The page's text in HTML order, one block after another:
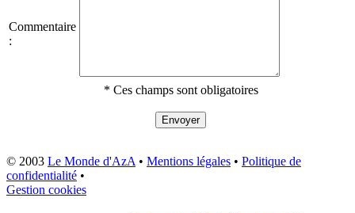
Commentaire
:
* Ces champs sont obligatoires
© 2003 Le Monde d'AzA • Mentions légales • Politique de
confidentialité •
Gestion cookies